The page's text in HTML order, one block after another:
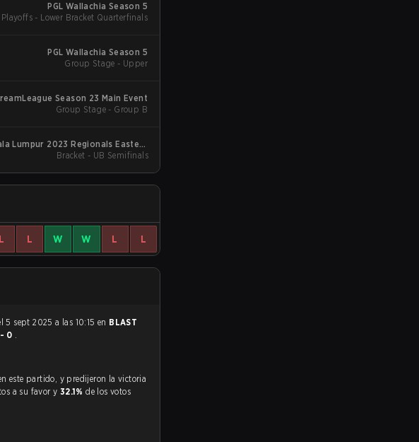
PGL Wallachia Season 5
Playoffs - Lower Bracket Quarterfinals
PGL Wallachia Season 5
Group Stage - Upper
Season 23 Main Event
Group Stage - Group B
Lumpur 2023 Regionals Eastern
Europe
Bracket - UB Semifinals
L L W W L L
5 sept 2025 a las 10:15 en BLAST
0 .
a su favor y 32.1%de los votos